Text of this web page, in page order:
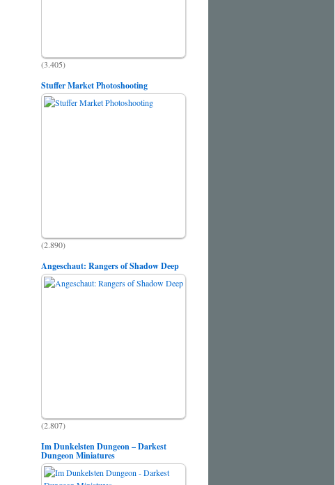
(3.405)
Stuffer Market Photoshooting
(2.890)
Angeschaut: Rangers of Shadow Deep
(2.807)
Im Dunkelsten Dungeon – Darkest
Dungeon Miniatures